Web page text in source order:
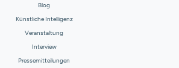
Blog
Künstliche Intelligenz
Veranstaltung
Interview
Pressemitteilungen